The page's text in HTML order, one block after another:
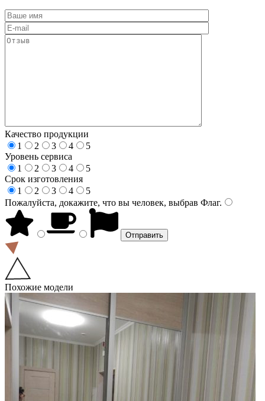
Качество продукции
1
2 3 4
5
Уровень сервиса
1
2 3 4
5
Срок изготовления
1
2 3 4
5
Пожалуйста, докажите, что вы человек, выбрав Флаг.
Похожие модели